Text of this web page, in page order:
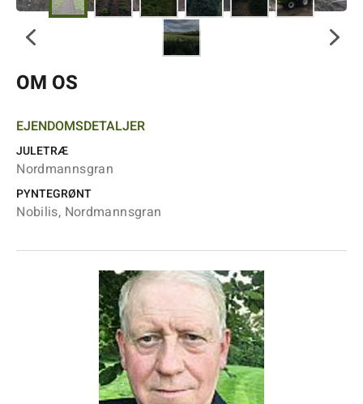
OM OS
EJENDOMSDETALJER
JULETRÆ
Nordmannsgran
PYNTEGRØNT
Nobilis, Nordmannsgran